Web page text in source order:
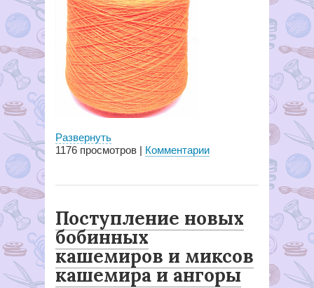
Развернуть
1176 просмотров | Комментарии
Поступление новых
бобинных
кашемиров и миксов
кашемира и ангоры